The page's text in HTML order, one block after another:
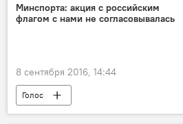
Минспорта: акция с российским
флагом с нами не согласовывалась
8 сентября 2016, 14:44
Голос